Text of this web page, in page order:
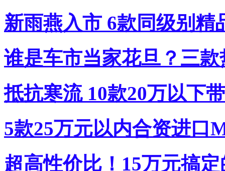
新雨燕入市 6款同级别精
谁是车市当家花旦？三
抵抗寒流 10款20万以下
5款25万元以内合资进口
超高性价比！15万元搞